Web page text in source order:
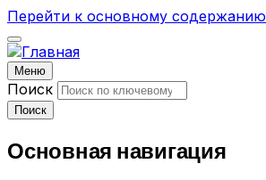
Перейти к основному содержанию
Меню
Поиск
Поиск
Основная навигация